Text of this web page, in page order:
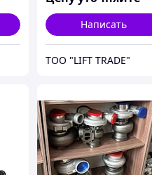
2,5т
Написать
ТОО "LIFT TRADE"